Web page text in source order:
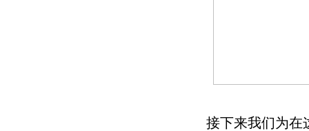
接下来我们为在